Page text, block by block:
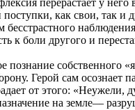
как свои, так и
бесстрастного
к боли другого и
познание собственного
Герой сам осознает
от этого: «Неужели,
на земле—